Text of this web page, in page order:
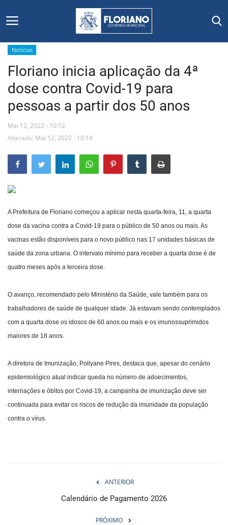
Início
Editais
Floriano
Mural de Licitações
Vídeos
Webmail
Notícias
Floriano inicia aplicação da 4ª
dose contra Covid-19 para
pessoas a partir dos 50 anos
Mai 12, 2022 - 10:12
Alterado: Mai 12, 2022 - 10:14
A Prefeitura de Floriano começou a aplicar nesta quarta-feira, 11, a quarta
dose da vacina contra a Covid-19 para o público de 50 anos ou mais. As
vacinas estão disponíveis para o novo público nas 17 unidades básicas de
saúde da zona urbana. O intervalo mínimo para receber a quarta dose é de
quatro meses após a terceira dose.
O avanço, recomendado pelo Ministério da Saúde, vale também para os
trabalhadores de saúde de qualquer idade. Já estavam sendo contemplados
com a quarta dose os idosos de 60 anos ou mais e os imunossuprimidos
maiores de 18 anos.
A diretora de Imunização, Pollyane Pires, destaca que, apesar do cenário
epidemiológico atual indicar queda no número de adoecimentos,
internações e óbitos por Covid-19, a campanha de imunização deve ser
continuada para evitar os riscos de redução da imunidade da população
contra o vírus.
ANTERIOR
Calendário de Pagamento 2026
PRÓXIMO